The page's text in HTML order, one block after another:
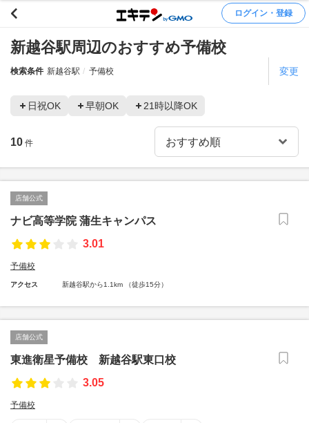
ログイン・登録
新越谷駅周辺のおすすめ予備校
検索条件 新越谷駅 予備校 変更
日祝OK 早朝OK 21時以降OK
10 件
店舗公式
ナビ高等学院 蒲生キャンパス
3.01
予備校
アクセス 新越谷駅から1.1km （徒歩15分）
店舗公式
東進衛星予備校 新越谷駅東口校
3.05
予備校